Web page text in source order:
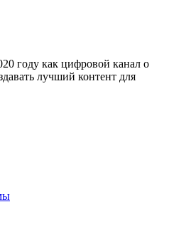
году как цифровой канал о
лучший контент для